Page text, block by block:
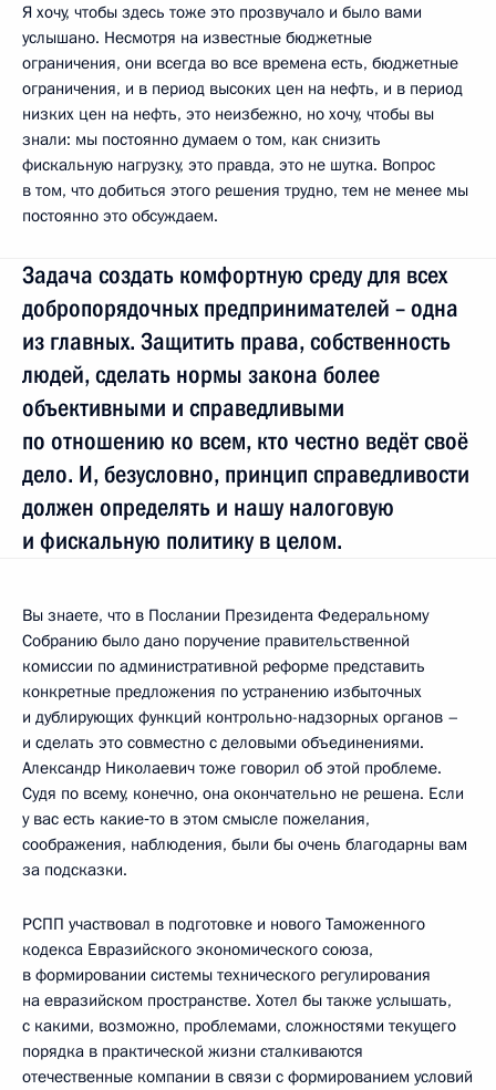
Я хочу, чтобы здесь тоже это прозвучало и было вами
услышано. Несмотря на известные бюджетные
ограничения, они всегда во все времена есть, бюджетные
ограничения, и в период высоких цен на нефть, и в период
низких цен на нефть, это неизбежно, но хочу, чтобы вы
знали: мы постоянно думаем о том, как снизить
фискальную нагрузку, это правда, это не шутка. Вопрос
в том, что добиться этого решения трудно, тем не менее мы
постоянно это обсуждаем.
Задача создать комфортную среду для всех
добропорядочных предпринимателей – одна
из главных. Защитить права, собственность
людей, сделать нормы закона более
объективными и справедливыми
по отношению ко всем, кто честно ведёт своё
дело. И, безусловно, принцип справедливости
должен определять и нашу налоговую
и фискальную политику в целом.
Вы знаете, что в Послании Президента Федеральному
Собранию было дано поручение правительственной
комиссии по административной реформе представить
конкретные предложения по устранению избыточных
и дублирующих функций контрольно-надзорных органов –
и сделать это совместно с деловыми объединениями.
Александр Николаевич тоже говорил об этой проблеме.
Судя по всему, конечно, она окончательно не решена. Если
у вас есть какие‑то в этом смысле пожелания,
соображения, наблюдения, были бы очень благодарны вам
за подсказки.
РСПП участвовал в подготовке и нового Таможенного
кодекса Евразийского экономического союза,
в формировании системы технического регулирования
на евразийском пространстве. Хотел бы также услышать,
с какими, возможно, проблемами, сложностями текущего
порядка в практической жизни сталкиваются
отечественные компании в связи с формированием условий